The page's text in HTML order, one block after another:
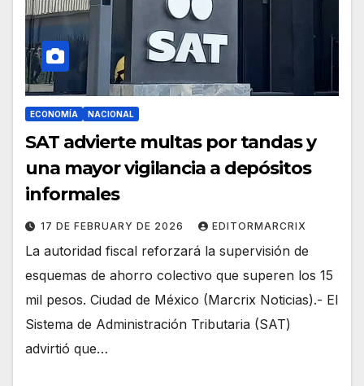
ECONOMÍA NACIONAL
SAT advierte multas por tandas y
una mayor vigilancia a depósitos
informales
17 DE FEBRUARY DE 2026 EDITORMARCRIX
La autoridad fiscal reforzará la supervisión de
esquemas de ahorro colectivo que superen los 15
mil pesos. Ciudad de México (Marcrix Noticias).- El
Sistema de Administración Tributaria (SAT)
advirtió que…